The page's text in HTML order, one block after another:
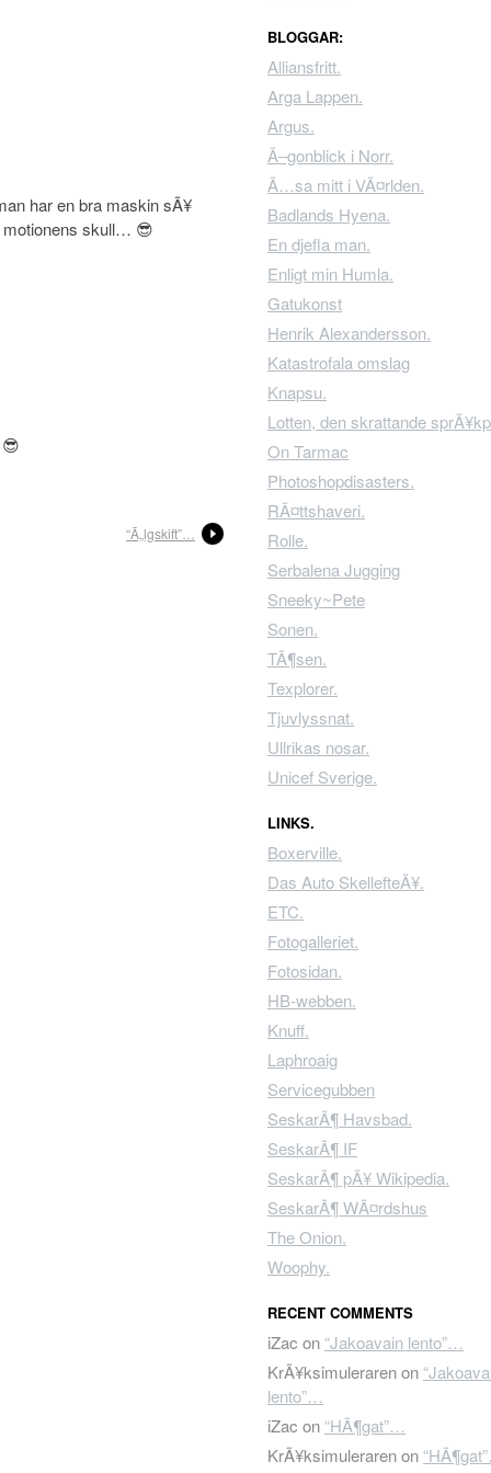
har en bra maskin sÃ¥
motionens skull… 😎
“Ã„lgskift”…
BLOGGAR:
Alliansfritt.
Arga Lappen.
Argus.
Ã–gonblick i Norr.
Ã…sa mitt i VÃ¤rlden.
Badlands Hyena.
En djefla man.
Enligt min Humla.
Gatukonst
Henrik Alexandersson.
Katastrofala omslag
Knapsu.
Lotten, den skrattande
On Tarmac
Photoshopdisasters.
RÃ¤ttshaveri.
Rolle.
Serbalena Jugging
Sneeky~Pete
Sonen.
TÃ¶sen.
Texplorer.
Tjuvlyssnat.
Ullrikas nosar.
Unicef Sverige.
LINKS.
Boxerville.
Das Auto SkellefteÃ¥.
ETC.
Fotogalleriet.
Fotosidan.
HB-webben.
Knuff.
Laphroaig
Servicegubben
SeskarÃ¶ Havsbad.
SeskarÃ¶ IF
SeskarÃ¶ pÃ¥ Wikipedia.
SeskarÃ¶ WÃ¤rdshus
The Onion.
Woophy.
RECENT COMMENTS
iZac on “Jakoavain lento”…
KrÃ¥ksimulerarenon
lento”…
iZac on “HÃ¶gat”…
KrÃ¥ksimulerarenon